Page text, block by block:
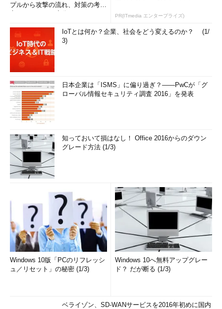
プルから攻撃の流れ、対策の考え
PR(ITmedia エンタープライズ)
IoTとは何か？企業、社会をどう変えるのか？ (1/
3)
日本企業は「ISMS」に偏り過ぎ？――PwCが「グ
ローバル情報セキュリティ調査 2016」を発表
知っておいて損はなし！ Office 2016からのダウン
グレード方法 (1/3)
Windows 10版「PCのリフレッシ
ュ／リセット」の秘密 (1/3)
Windows 10へ無料アップグレー
ド？ だが断る (1/3)
ベライゾン、SD-WANサービスを2016年初めに国内